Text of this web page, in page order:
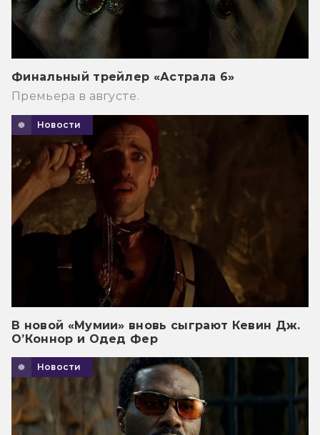
Финальный трейлер «Астрала 6»
Премьера в августе.
Новости
В новой «Мумии» вновь сыграют Кевин Дж.
О’Коннор и Одед Фер
Новости